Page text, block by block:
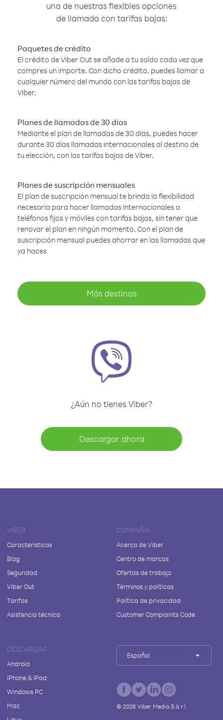
una de nuestras flexibles opciones
de llamada con tarifas bajas:
Paquetes de crédito
El crédito de Viber Out se añade a tu saldo cada vez que
compres un importe. Con dicho crédito, puedes llamar a
cualquier número del mundo con las tarifas bajas de
Viber.
Planes de llamadas de 30 días
Mediante el plan de llamadas de 30 días, puedes hacer
durante 30 días llamadas internacionales al destino de
tu elección, con las tarifas bajas de Viber.
Planes de suscripción mensuales
El plan de suscripción mensual te brinda la flexibilidad
necesaria para hacer llamadas internacionales a
teléfonos fijos y móviles con tarifas bajas, sin tener que
renovar el plan en ningún momento. Con el plan de
suscripción mensual puedes ahorrar en las llamadas que
ya haces
Más destinos
¿Aún no tienes Viber?
Descargar ahora
VIBER
Características
Blog
Seguridad
Viber Out
Tarifas
Asistencia técnica
COMPAÑÍA
Acerca de Viber
Centro de marcas
Ofertas de trabajo
Términos y políticas
Política de privacidad
Customer Complaints Code
DESCARGAR
Android
iPhone & iPad
Windows PC
Mac
Español
© 2026Viber Media S.à r.l.